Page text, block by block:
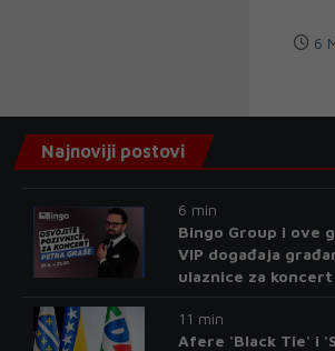
6
Najnoviji postovi
6 min
Bingo Group i ove
VIP događaja
ulaznice za
11 min
Afere 'Black Tie' i